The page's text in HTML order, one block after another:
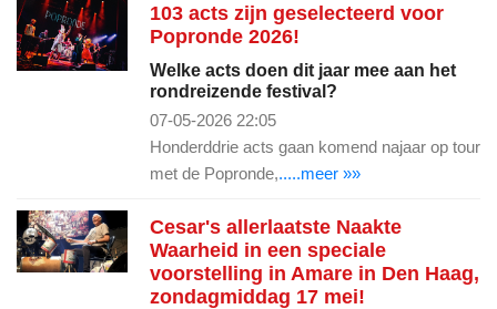
103 acts zijn geselecteerd voor
Popronde 2026!
Welke acts doen dit jaar mee aan het
rondreizende festival?
07-05-2026 22:05
Honderddrie acts gaan komend najaar op tour
met de Popronde,.....meer »»
Cesar's allerlaatste Naakte
Waarheid in een speciale
voorstelling in Amare in Den Haag,
zondagmiddag 17 mei!